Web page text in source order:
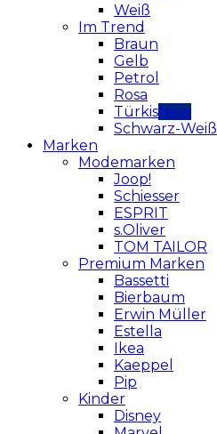
Weiß
Im Trend
Braun
Gelb
Petrol
Rosa
Türkis
Schwarz-Weiß
Marken
Modemarken
Joop!
Schiesser
ESPRIT
s.Oliver
TOM TAILOR
Premium Marken
Bassetti
Bierbaum
Erwin Müller
Estella
Ikea
Kaeppel
Pip
Kinder
Disney